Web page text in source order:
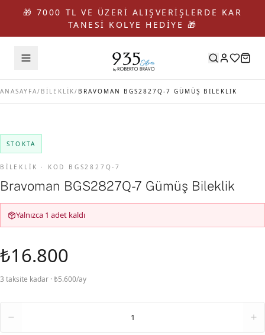
🎁 7000 TL VE ÜZERİ ALIŞVERİŞLERDE KAR
TANESİ KOLYE HEDİYE 🎁
ANASAYFA/ BİLEKLİK/ BRAVOMAN BGS2827Q-7 GÜMÜŞ BILEKLIK
STOKTA
BİLEKLİK · KOD BGS2827Q-7
Bravoman BGS2827Q-7 Gümüş Bileklik
Yalnızca 1 adet kaldı
₺16.800
3 taksite kadar · ₺5.600/ay
1